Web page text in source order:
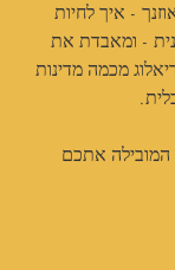
- איך לחיות
- ומאבדת את
מכמה מדינות
המובילה אתכם